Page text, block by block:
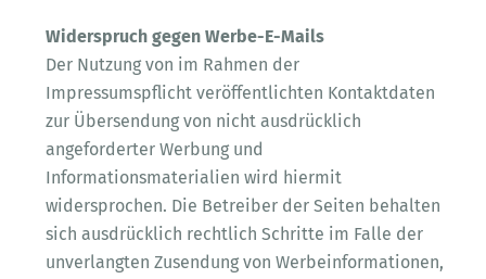
Widerspruch gegen Werbe-E-Mails
Der Nutzung von im Rahmen der
Impressumspflicht veröffentlichten Kontaktdaten
zur Übersendung von nicht ausdrücklich
angeforderter Werbung und
Informationsmaterialien wird hiermit
widersprochen. Die Betreiber der Seiten behalten
sich ausdrücklich rechtlich Schritte im Falle der
unverlangten Zusendung von Werbeinformationen,